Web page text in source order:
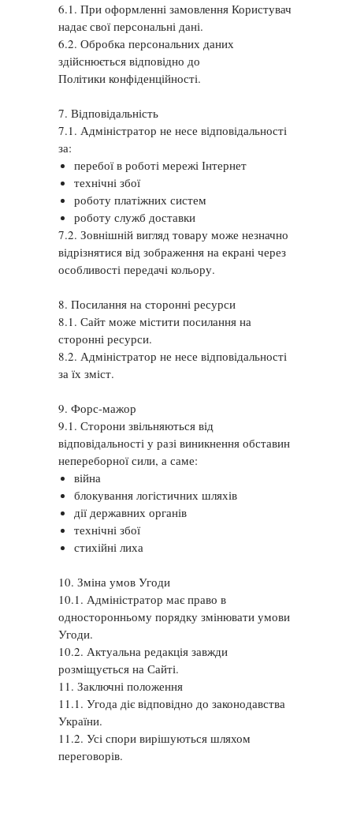
6.1. При оформленні замовлення Користувач
надає свої персональні дані.
6.2. Обробка персональних даних
здійснюється відповідно до
Політики конфіденційності.
7. Відповідальність
7.1. Адміністратор не несе відповідальності
за:
перебої в роботі мережі Інтернет
технічні збої
роботу платіжних систем
роботу служб доставки
7.2. Зовнішній вигляд товару може незначно
відрізнятися від зображення на екрані через
особливості передачі кольору.
8. Посилання на сторонні ресурси
8.1. Сайт може містити посилання на
сторонні ресурси.
8.2. Адміністратор не несе відповідальності
за їх зміст.
9. Форс-мажор
9.1. Сторони звільняються від
відповідальності у разі виникнення обставин
непереборної сили, а саме:
війна
блокування логістичних шляхів
дії державних органів
технічні збої
стихійні лиха
10. Зміна умов Угоди
10.1. Адміністратор має право в
односторонньому порядку змінювати умови
Угоди.
10.2. Актуальна редакція завжди
розміщується на Сайті.
11. Заключні положення
11.1. Угода діє відповідно до законодавства
України.
11.2. Усі спори вирішуються шляхом
переговорів.